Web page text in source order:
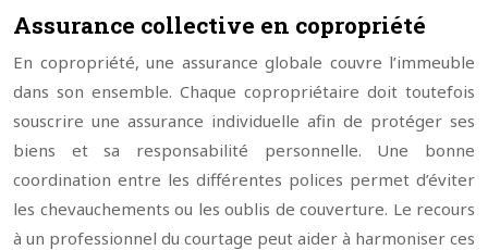
Assurance collective en copropriété
En copropriété, une assurance globale couvre l’immeuble
dans son ensemble. Chaque copropriétaire doit toutefois
souscrire une assurance individuelle afin de protéger ses
biens et sa responsabilité personnelle. Une bonne
coordination entre les différentes polices permet d’éviter
les chevauchements ou les oublis de couverture. Le recours
à un professionnel du courtage peut aider à harmoniser ces